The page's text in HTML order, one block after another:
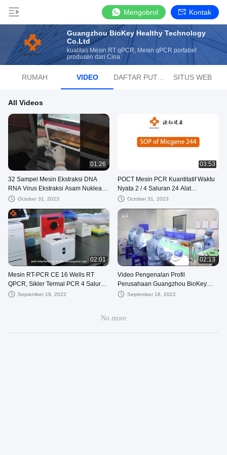
Mengobrol Kontak
Guangzhou BioKey Healthy Technology
Co.Ltd
kualitas Mesin RT qPCR, Mesin qPCR portabel
produsen dari Cina
RUMAH VIDEO DAFTAR PUTAR SITUS WEB
All Videos
01:26
32 Sampel Mesin Ekstraksi DNA
RNA Virus Ekstraksi Asam Nukleat
Otomatis
October 31, 2023
03:53
POCT Mesin PCR Kuantitatif Waktu
Nyata 2 / 4 Saluran 24 Alat
Diagnosis Molekuler
October 31, 2023
02:01
Mesin RT-PCR CE 16 Wells RT
QPCR, Sikler Termal PCR 4 Saluran
Mini Untuk Rumah Sakit
September 19, 2022
02:13
Video Pengenalan Profil
Perusahaan Guangzhou BioKey
Healthy Technology Co.Ltd
September 16, 2022
No more